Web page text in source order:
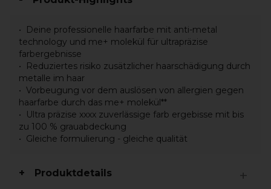
Deine professionelle haarfarbe mit anti-metal
technology und me+ molekül für ultrapräzise
farbergebnisse
Reduziertes risiko zusätzlicher haarschädigung durch
metalle im haar
Vorbeugung vor dem auslösen von allergien gegen
haarfarbe durch das me+ molekül**
Ultra präzise xxxx zuverlässige farb ergebisse mit bis
zu 100 % grauabdeckung
Gleiche formulierung - gleiche qualität
Produktdetails